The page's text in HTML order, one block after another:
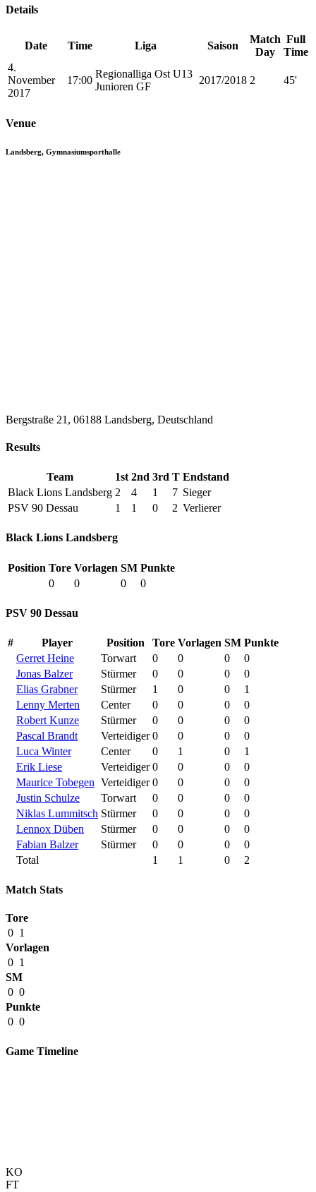
Details
Date Time Liga Saison
Match
Day
Full
Time
4.
November
2017
17:00
Regionalliga Ost U13
Junioren GF
2017/2018 2 45'
Venue
Landsberg, Gymnasiumsporthalle
Bergstraße 21, 06188 Landsberg, Deutschland
Results
Team 1st 2nd 3rd T Endstand
Black Lions Landsberg 2 4 1 7 Sieger
PSV 90 Dessau
1 1 0 2 Verlierer
Black Lions Landsberg
Position Tore Vorlagen SM Punkte
0
0 0 0
PSV 90 Dessau
# Player Position Tore Vorlagen SM Punkte
Gerret Heine
Torwart 0 0 0
0
Jonas Balzer
Stürmer 0 0 0
0
Elias Grabner
Stürmer 1 0 0
1
Lenny Merten
Center 0 0 0
0
Robert Kunze
Stürmer 0 0 0
0
Pascal Brandt
Verteidiger 0 0 0
0
Luca Winter
Center 0 1 0
1
Erik Liese
Verteidiger 0 0 0
0
Maurice Tobegen Verteidiger 0 0 0
0
Justin Schulze
Torwart 0 0 0
0
Niklas Lummitsch Stürmer 0 0 0
0
Lennox Düben
Stürmer 0 0 0
0
Fabian Balzer
Stürmer 0 0 0
0
Total
1 1 0 2
Match Stats
Tore
0 1
Vorlagen
0 1
SM
0 0
Punkte
0 0
Game Timeline
KO
FT